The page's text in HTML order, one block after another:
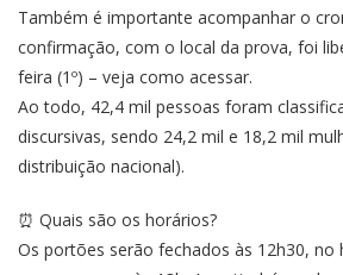
Também é importante acompanhar o
confirmação, com o local da prova, foi
feira (1º) – veja como acessar.
Ao todo, 42,4 mil pessoas foram
discursivas, sendo 24,2 mil e 18,2 mil
distribuição nacional).
⏰ Quais são os horários?
Os portões serão fechados às 12h30, no